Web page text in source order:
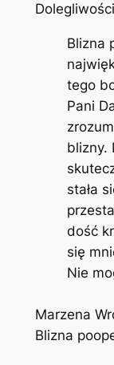
Blizna
tego
Pani
blizny.
stała
dość
się
Nie
Marzena
Blizna